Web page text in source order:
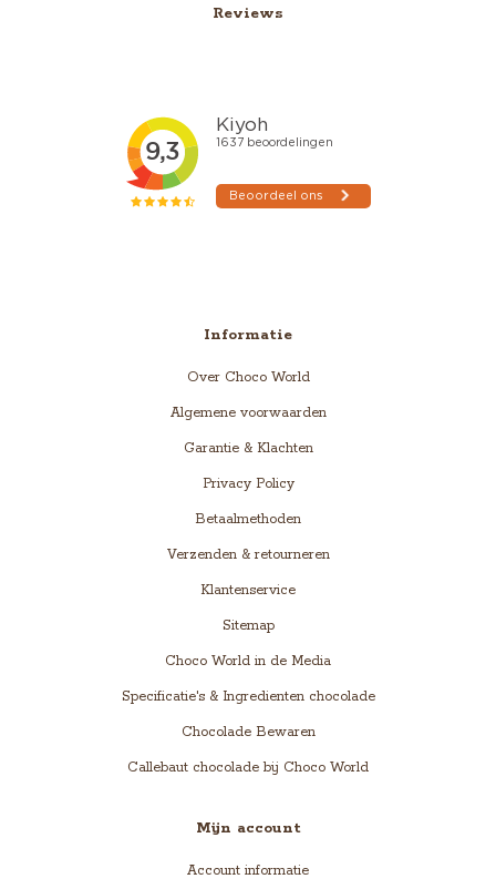
Reviews
Informatie
Over Choco World
Algemene voorwaarden
Garantie & Klachten
Privacy Policy
Betaalmethoden
Verzenden & retourneren
Klantenservice
Sitemap
Choco World in de Media
Specificatie's & Ingredienten chocolade
Chocolade Bewaren
Callebaut chocolade bij Choco World
Mijn account
Account informatie